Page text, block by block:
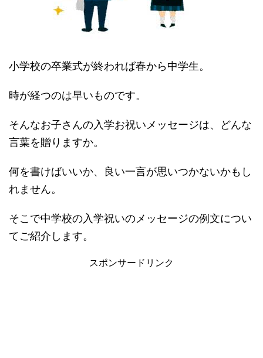
小学校の卒業式が終われば春から中学生。
時が経つのは早いものです。
そんなお子さんの入学お祝いメッセージは、どんな
言葉を贈りますか。
何を書けばいいか、良い一言が思いつかないかもし
れません。
そこで中学校の入学祝いのメッセージの例文につい
てご紹介します。
スポンサードリンク